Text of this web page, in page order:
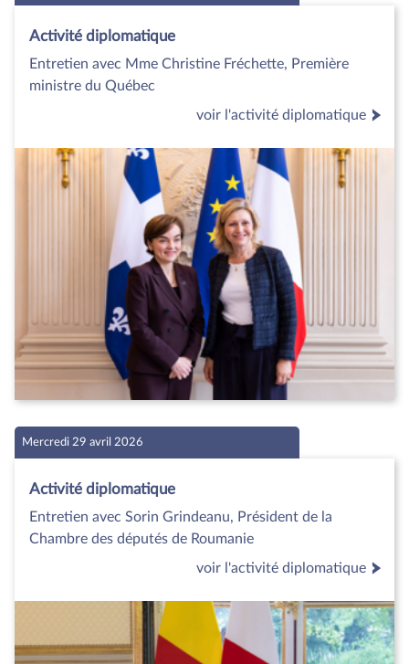
Activité diplomatique
Entretien avec Mme Christine Fréchette, Première
ministre du Québec
voir l'activité diplomatique
Mercredi 29 avril 2026
Activité diplomatique
Entretien avec Sorin Grindeanu, Président de la
Chambre des députés de Roumanie
voir l'activité diplomatique